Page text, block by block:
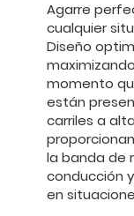
Agarre
cualquier
Diseño
momento
están
carriles a
la banda de
conducción
en